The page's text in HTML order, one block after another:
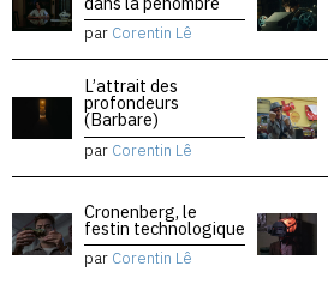
par Corentin Lê
L’attrait des
profondeurs
(Barbare)
par Corentin Lê
Cronenberg, le
festin technologique
par Corentin Lê